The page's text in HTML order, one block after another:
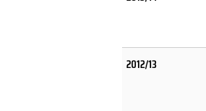
2012/13